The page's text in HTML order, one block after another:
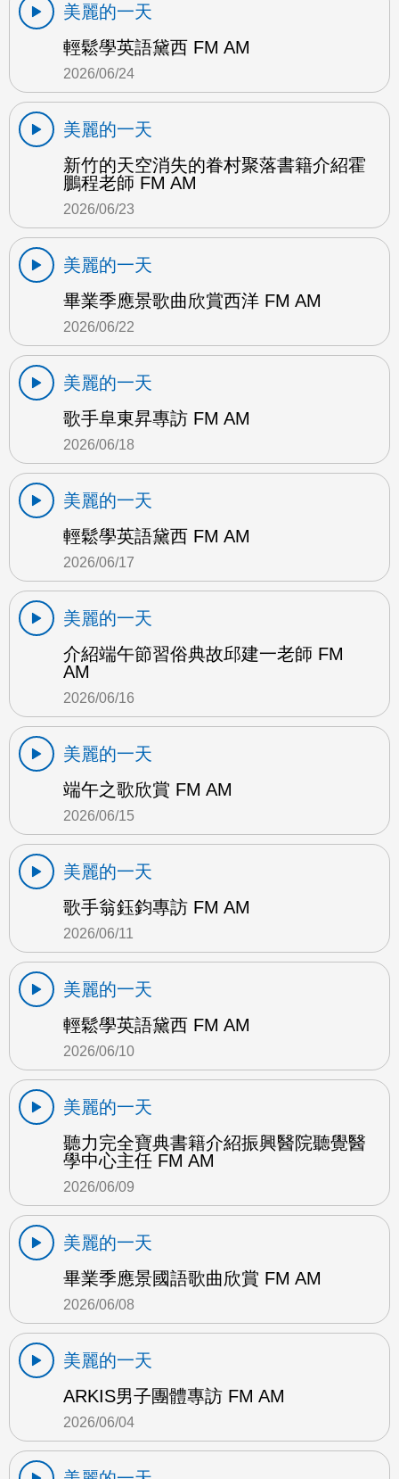
美麗的一天
輕鬆學英語黛西 FM AM
2026/06/24
美麗的一天
新竹的天空消失的眷村聚落書籍介紹霍
鵬程老師 FM AM
2026/06/23
美麗的一天
畢業季應景歌曲欣賞西洋 FM AM
2026/06/22
美麗的一天
歌手阜東昇專訪 FM AM
2026/06/18
美麗的一天
輕鬆學英語黛西 FM AM
2026/06/17
美麗的一天
介紹端午節習俗典故邱建一老師 FM
AM
2026/06/16
美麗的一天
端午之歌欣賞 FM AM
2026/06/15
美麗的一天
歌手翁鈺鈞專訪 FM AM
2026/06/11
美麗的一天
輕鬆學英語黛西 FM AM
2026/06/10
美麗的一天
聽力完全寶典書籍介紹振興醫院聽覺醫
學中心主任 FM AM
2026/06/09
美麗的一天
畢業季應景國語歌曲欣賞 FM AM
2026/06/08
美麗的一天
ARKIS男子團體專訪 FM AM
2026/06/04